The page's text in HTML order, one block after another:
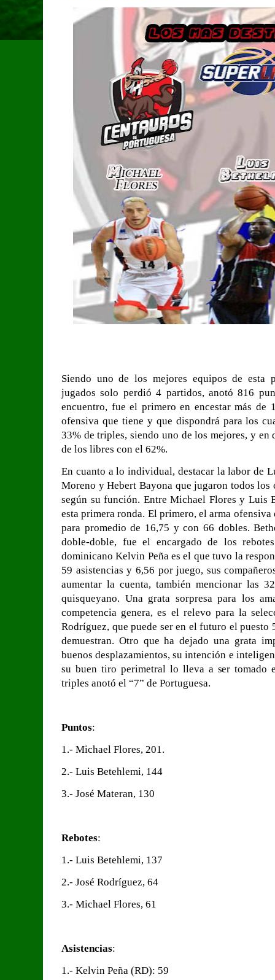
Siendo uno de los mejores equipos de esta
jugados solo perdió 4 partidos, anotó 816
encuentro, fue el primero en encestar más de
ofensiva que tiene y que dispondrá para los
33% de triples, siendo uno de los mejores, y en
de los libres con el 62%.
En cuanto a lo individual, destacar la labor de
Moreno y Hebert Bayona que jugaron todos los
según su función. Entre Michael Flores y Luis
esta primera ronda. El primero, el arma
para promedio de 16,75 y con 66 dobles.
doble-doble, fue el encargado de los
dominicano Kelvin Peña es el que tuvo la
59 asistencias y 6,56 por juego, sus
aumentar la cuenta, también mencionar las
quisqueyano. Una grata sorpresa para los
competencia genera, es el relevo para la
Rodríguez, que puede ser en el futuro el
demuestran. Otro que ha dejado una grata
buenos desplazamientos, su intención e
su buen tiro perimetral lo lleva a ser tomado
triples anotó el “7” de Portuguesa.
Puntos:
1.- Michael Flores, 201.
2.- Luis Betehlemi, 144
3.- José Materan, 130
Rebotes:
1.- Luis Betehlemi, 137
2.- José Rodríguez, 64
3.- Michael Flores, 61
Asistencias:
1.- Kelvin Peña (RD): 59